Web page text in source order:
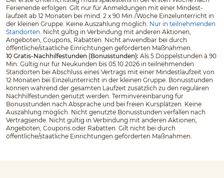
Ferienende erfolgen. Gilt nur für Anmeldungen mit einer Mindest­
laufzeit ab 12 Monaten bei mind. 2 x 90 Min./Woche Einzelunterricht in
der kleinen Gruppe. Keine Auszahlung möglich. Nur in teilnehmenden
Standorten. Nicht gültig in Verbindung mit anderen Aktionen,
Angeboten, Coupons, Rabatten. Nicht anwendbar bei durch
öffentliche/staatliche Einrichtungen geförderten Maßnahmen.
10 Gratis-Nachhilfestunden (Bonusstunden): Als 5 Doppelstunden à 90
Min. Gültig nur für Neukunden bis 05.10.2026 in teilnehmenden
Standorten bei Abschluss eines Vertrags mit einer Mindestlaufzeit von
12 Monaten bei Einzelunterricht in der kleinen Gruppe. Bonusstunden
können während der gesamten Laufzeit zusätzlich zu den regulären
Nachhilfestunden genutzt werden. Terminvereinbarung für
Bonusstunden nach Absprache und bei freien Kursplätzen. Keine
Auszahlung möglich. Nicht genutzte Bonusstunden verfallen nach
Vertragsende. Nicht gültig in Verbindung mit anderen Aktionen,
Angeboten, Coupons oder Rabatten. Gilt nicht bei durch
öffentliche/staatliche Einrichtungen geförderten Maßnahmen.